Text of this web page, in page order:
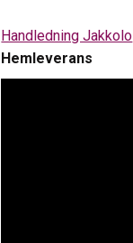
Handledning Jakkolo
Hemleverans